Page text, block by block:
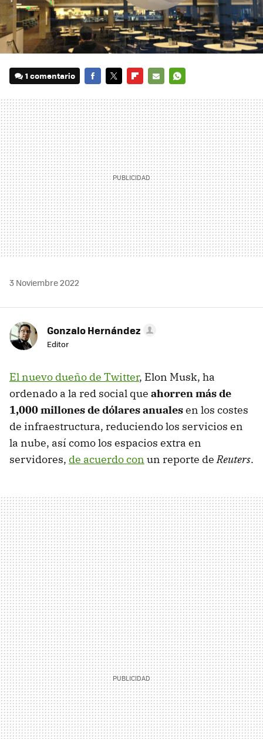
1 comentario
MAIL
3 Noviembre 2022
Gonzalo Hernández
Editor
El nuevo dueño de Twitter, Elon Musk, ha
ordenado a la red social que ahorren más de
1,000 millones de dólares anualesen los costes
de infraestructura, reduciendo los servicios en
la nube, así como los espacios extra en
servidores, de acuerdo con un reporte deReuters.